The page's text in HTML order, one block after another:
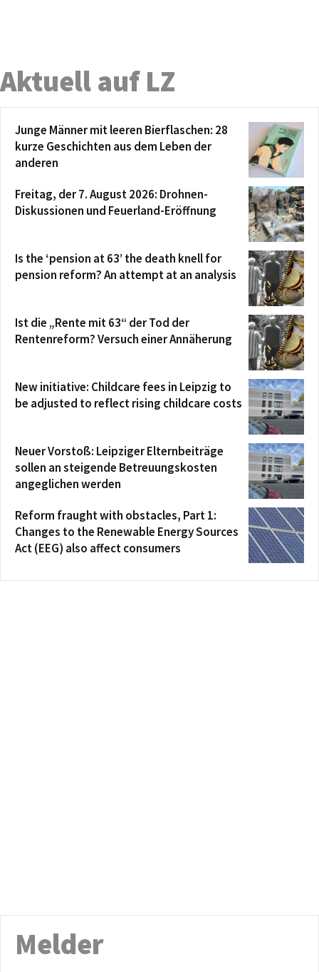
Aktuell auf LZ
Junge Männer mit leeren Bierflaschen: 28
kurze Geschichten aus dem Leben der
anderen
Freitag, der 7. August 2026: Drohnen-
Diskussionen und Feuerland-Eröffnung
Is the ‘pension at 63’ the death knell for
pension reform? An attempt at an analysis
Ist die „Rente mit 63“ der Tod der
Rentenreform? Versuch einer Annäherung
New initiative: Childcare fees in Leipzig to
be adjusted to reflect rising childcare costs
Neuer Vorstoß: Leipziger Elternbeiträge
sollen an steigende Betreuungskosten
angeglichen werden
Reform fraught with obstacles, Part 1:
Changes to the Renewable Energy Sources
Act (EEG) also affect consumers
Melder